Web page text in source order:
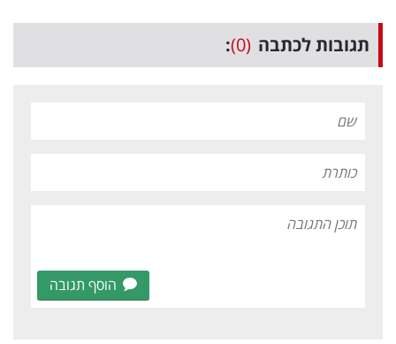
תגובות לכתבה (0)
:
הוסף תגובה